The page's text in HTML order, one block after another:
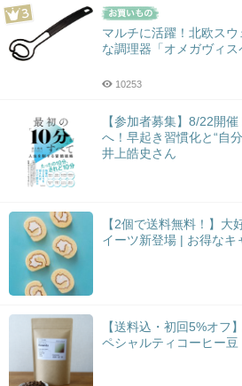
マルチに活躍！北欧ス
な調理器「オメガヴィス
10253
【参加者募集】8/22開
へ！早起き習慣化と“自
井上皓史さん
【2個で送料無料！】大
イーツ新登場 | お得なキ
【送料込・初回5%オフ
ペシャルティコーヒー豆